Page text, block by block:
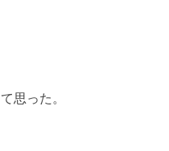
思った。